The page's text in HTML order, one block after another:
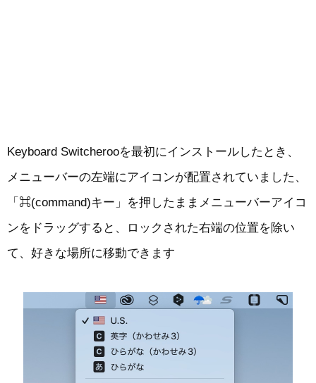
Keyboard Switcherooを最初にインストールしたとき、
メニューバーの左端にアイコンが配置されていました、
「⌘(command)キー」を押したままメニューバーアイコ
ンをドラッグすると、ロックされた右端の位置を除い
て、好きな場所に移動できます